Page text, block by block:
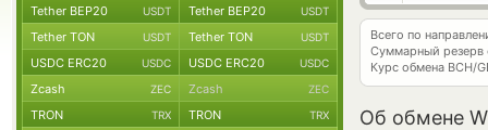
Всего по
Суммарный резерв
Курс обмена BCH/
Об обмене
Tether BEP20 USDT Tether BEP20 USDT
Tether TON USDT Tether TON USDT
USDC ERC20 USDC USDC ERC20 USDC
Zcash ZEC Zcash ZEC
TRON TRX TRON TRX